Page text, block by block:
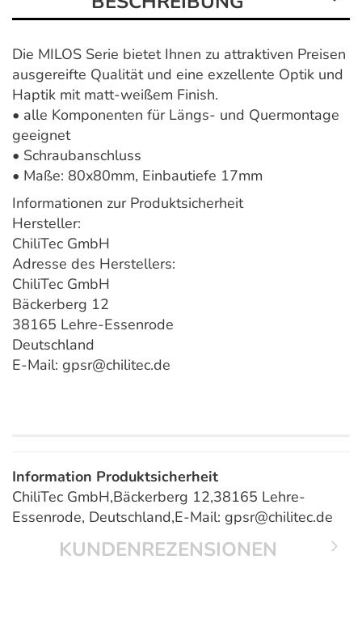
Die MILOS Serie bietet Ihnen zu attraktiven Preisen
ausgereifte Qualität und eine exzellente Optik und
Haptik mit matt-weißem Finish.
• alle Komponenten für Längs- und Quermontage
geeignet
• Schraubanschluss
• Maße: 80x80mm, Einbautiefe 17mm
Informationen zur Produktsicherheit
Hersteller:
ChiliTec GmbH
Adresse des Herstellers:
ChiliTec GmbH
Bäckerberg 12
38165 Lehre-Essenrode
Deutschland
E-Mail: gpsr@chilitec.de
Information Produktsicherheit
ChiliTec GmbH,Bäckerberg 12,38165 Lehre-
Essenrode, Deutschland,E-Mail: gpsr@chilitec.de
KUNDENREZENSIONEN